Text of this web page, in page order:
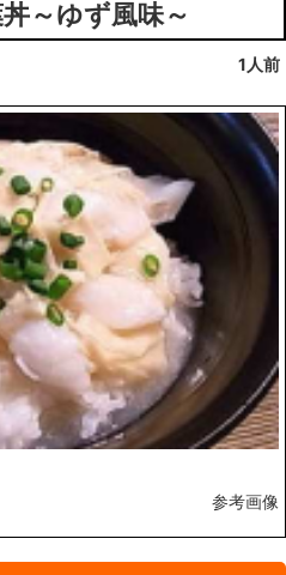
～ゆず風味～
1人前
参考画像